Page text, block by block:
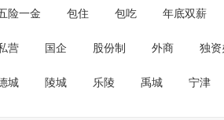
险一金 包住 包吃 年底双薪
营 国企 股份制 外商 独资
城 陵城 乐陵 禹城 宁津